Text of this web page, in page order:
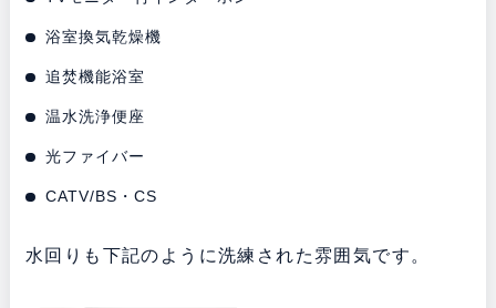
浴室換気乾燥機
追焚機能浴室
温水洗浄便座
光ファイバー
CATV/BS・CS
水回りも下記のように洗練された雰囲気です。